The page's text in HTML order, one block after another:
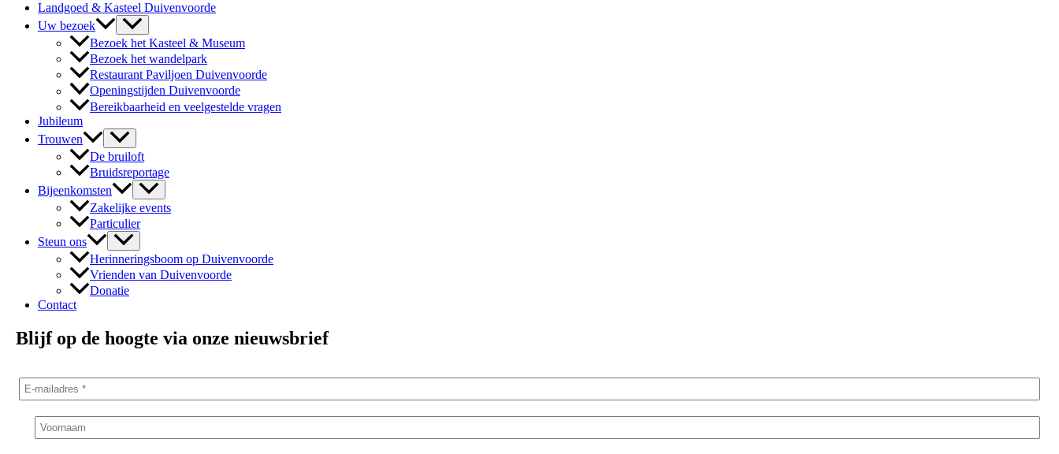
Landgoed & Kasteel Duivenvoorde
Uw bezoek
Bezoek het Kasteel & Museum
Bezoek het wandelpark
Restaurant Paviljoen Duivenvoorde
Openingstijden Duivenvoorde
Bereikbaarheid en veelgestelde vragen
Jubileum
Trouwen
De bruiloft
Bruidsreportage
Bijeenkomsten
Zakelijke events
Particulier
Steun ons
Herinneringsboom op Duivenvoorde
Vrienden van Duivenvoorde
Donatie
Contact
Blijf op de hoogte via onze nieuwsbrief